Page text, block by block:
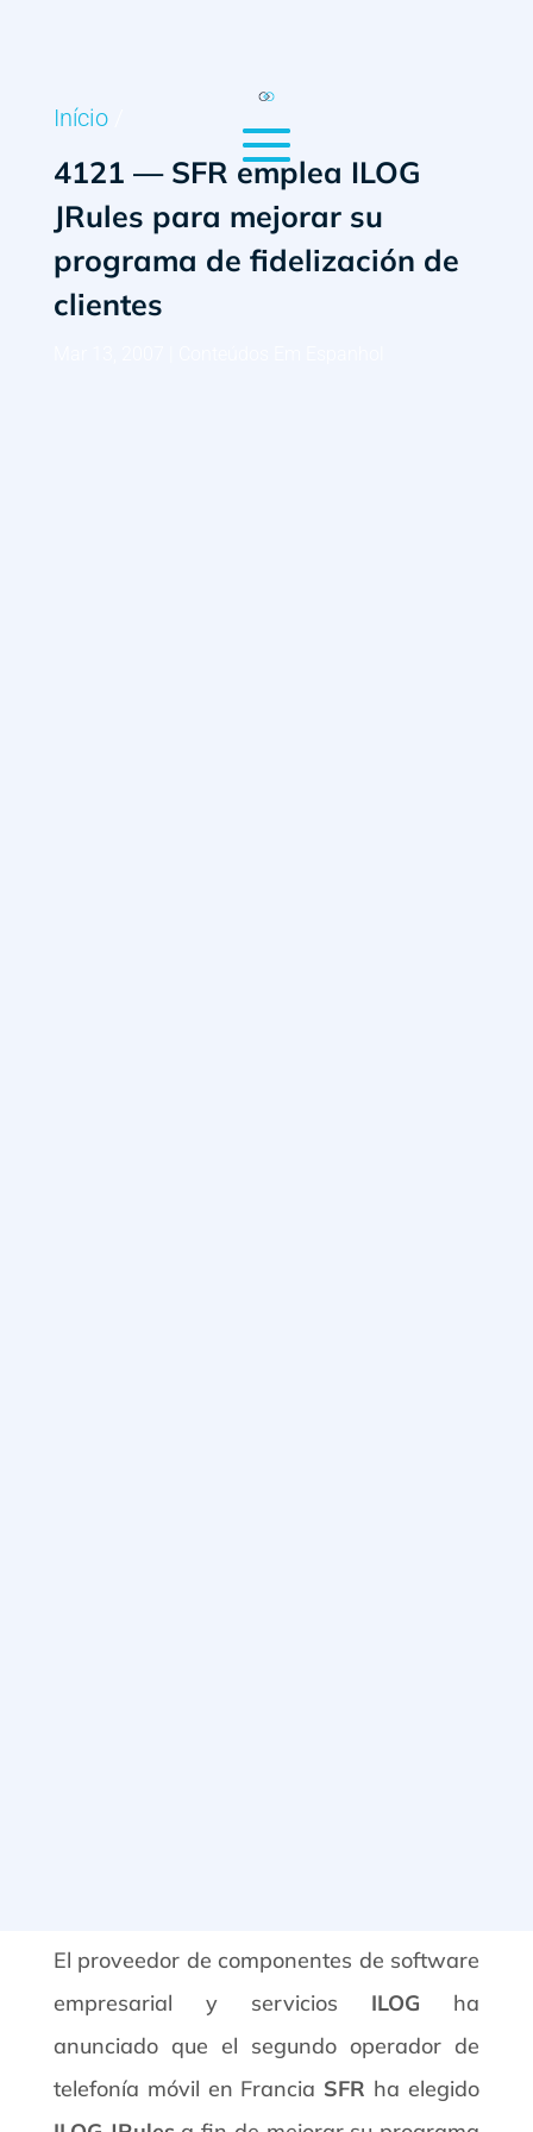
Início
4121 — SFR emplea ILOG
JRules para mejorar su
programa de fidelización de
clientes
El proveedor de componentes de software
empresarial y servicios ILOG ha
anunciado que el segundo operador de
telefonía móvil en Francia SFR ha elegido